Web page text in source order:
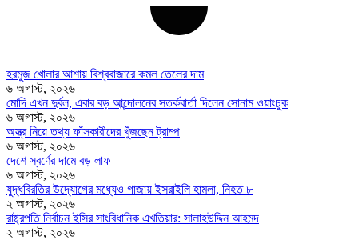
হরমুজ খোলার আশায় বিশ্ববাজারে কমল তেলের দাম
৬ অগাস্ট, ২০২৬
মোদি এখন দুর্বল, এবার বড় আন্দোলনের সতর্কবার্তা দিলেন সোনাম ওয়াংচুক
৬ অগাস্ট, ২০২৬
অস্ত্র নিয়ে তথ্য ফাঁসকারীদের খুঁজছেন ট্রাম্প
৬ অগাস্ট, ২০২৬
দেশে স্বর্ণের দামে বড় লাফ
৬ অগাস্ট, ২০২৬
যুদ্ধবিরতির উদ্যোগের মধ্যেও গাজায় ইসরাইলি হামলা, নিহত ৮
২ অগাস্ট, ২০২৬
রাষ্ট্রপতি নির্বাচন ইসির সাংবিধানিক এখতিয়ার: সালাহউদ্দিন আহমদ
২ অগাস্ট, ২০২৬